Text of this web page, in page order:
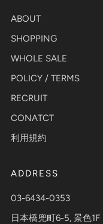
ABOUT
SHOPPING
WHOLE SALE
POLICY / TERMS
RECRUIT
CONATCT
利用規約
ADDRESS
03-6434-0353
日本橋兜町6-5, 景色1F